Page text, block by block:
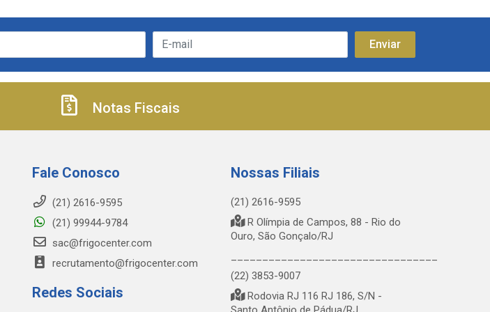
Notas Fiscais
Fale Conosco
(21) 2616-9595
(21) 99944-9784
sac@frigocenter.com
recrutamento@frigocenter.com
Redes Sociais
Nossas Filiais
(21) 2616-9595
R Olímpia de Campos, 88 - Rio do
Ouro, São Gonçalo/RJ
(22) 3853-9007
Rodovia RJ 116 RJ 186, S/N -